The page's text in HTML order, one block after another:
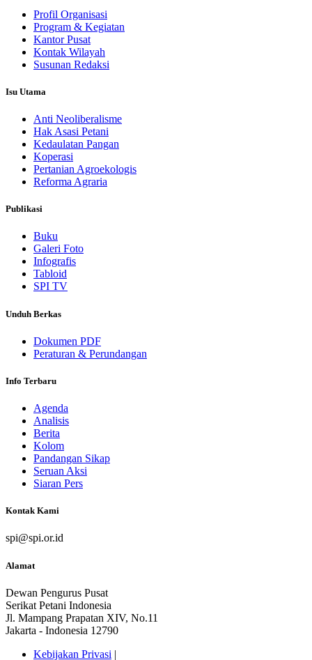
Profil Organisasi
Program & Kegiatan
Kantor Pusat
Kontak Wilayah
Susunan Redaksi
Isu Utama
Anti Neoliberalisme
Hak Asasi Petani
Kedaulatan Pangan
Koperasi
Pertanian Agroekologis
Reforma Agraria
Publikasi
Buku
Galeri Foto
Infografis
Tabloid
SPI TV
Unduh Berkas
Dokumen PDF
Peraturan & Perundangan
Info Terbaru
Agenda
Analisis
Berita
Kolom
Pandangan Sikap
Seruan Aksi
Siaran Pers
Kontak Kami
spi@spi.or.id
Alamat
Dewan Pengurus Pusat
Serikat Petani Indonesia
Jl. Mampang Prapatan XIV, No.11
Jakarta - Indonesia 12790
Kebijakan Privasi |